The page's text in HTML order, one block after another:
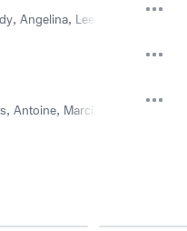
, Angelina, Leelou
, Antoine, Marcia Juell